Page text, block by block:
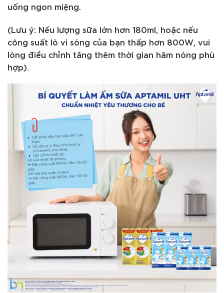
uống ngon miệng.
(Lưu ý: Nếu lượng sữa lớn hơn 180ml, hoặc nếu
công suất lò vi sóng của bạn thấp hơn 800W, vui
lòng điều chỉnh tăng thêm thời gian hâm nóng phù
hợp).